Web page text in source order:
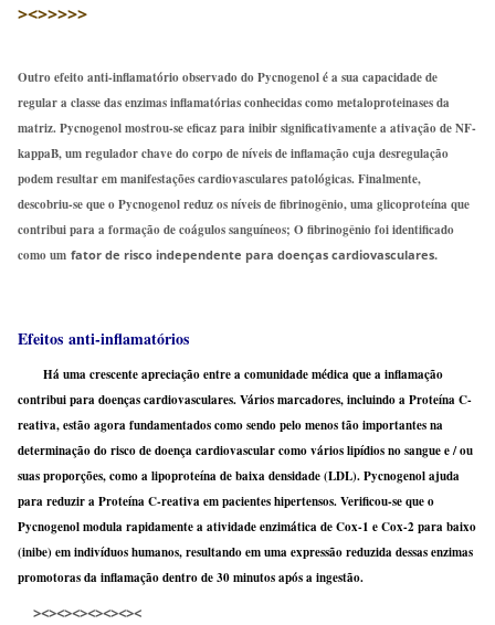
><>>>>>
Outro efeito anti-inflamatório observado do Pycnogenol é a sua capacidade de
regular a classe das enzimas inflamatórias conhecidas como metaloproteinases da
matriz. Pycnogenol mostrou-se eficaz para inibir significativamente a ativação de NF-
kappaB, um regulador chave do corpo de níveis de inflamação cuja desregulação
podem resultar em manifestações cardiovasculares patológicas. Finalmente,
descobriu-se que o Pycnogenol reduz os níveis de fibrinogênio, uma glicoproteína que
contribui para a formação de coágulos sanguíneos; O fibrinogênio foi identificado
como umfator de risco independente para doenças cardiovasculares.
Efeitos anti-inflamatórios
Há uma crescente apreciação entre a comunidade médica que a inflamação
contribui para doenças cardiovasculares. Vários marcadores, incluindo a Proteína C-
reativa, estão agora fundamentados como sendo pelo menos tão importantes na
determinação do risco de doença cardiovascular como vários lipídios no sangue e / ou
suas proporções, como a lipoproteína de baixa densidade (LDL). Pycnogenol ajuda
para reduzir a Proteína C-reativa em pacientes hipertensos. Verificou-se que o
Pycnogenol modula rapidamente a atividade enzimática de Cox-1 e Cox-2 para baixo
(inibe) em indivíduos humanos, resultando em uma expressão reduzida dessas enzimas
promotoras da inflamação dentro de 30 minutos após a ingestão.
><><><><><><><